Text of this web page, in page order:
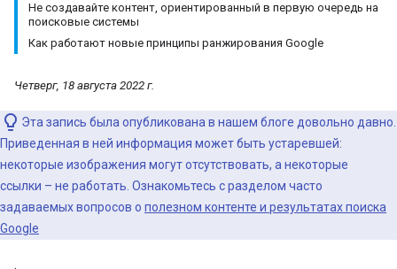
Не создавайте контент, ориентированный в первую очередь на
поисковые системы
Как работают новые принципы ранжирования Google
Четверг, 18 августа 2022 г.
Эта запись была опубликована в нашем блоге довольно давно.
Приведенная в ней информация может быть устаревшей:
некоторые изображения могут отсутствовать, а некоторые
ссылки – не работать. Ознакомьтесь с разделом часто
задаваемых вопросов о полезном контенте и результатах поиска
Google
.